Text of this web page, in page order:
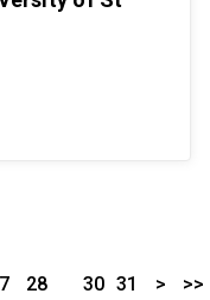
28
30 31 > >>